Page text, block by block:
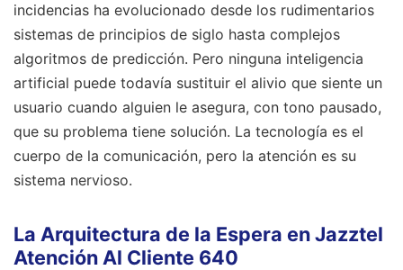
incidencias ha evolucionado desde los rudimentarios
sistemas de principios de siglo hasta complejos
algoritmos de predicción. Pero ninguna inteligencia
artificial puede todavía sustituir el alivio que siente un
usuario cuando alguien le asegura, con tono pausado,
que su problema tiene solución. La tecnología es el
cuerpo de la comunicación, pero la atención es su
sistema nervioso.
La Arquitectura de la Espera en Jazztel
Atención Al Cliente 640